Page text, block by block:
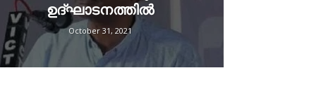
ഉദ്ഘാടനത്തില്‍
October 31, 2021